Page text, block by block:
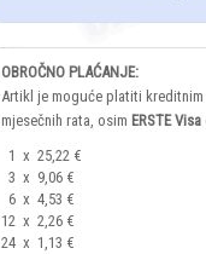
OBROČNO PLAĆANJE:
Artikl je moguće platiti
mjesečnih rata, osim ERSTE Visa
1 x 25,22 €
3 x 9,06 €
6 x 4,53 €
12 x 2,26 €
24 x 1,13 €